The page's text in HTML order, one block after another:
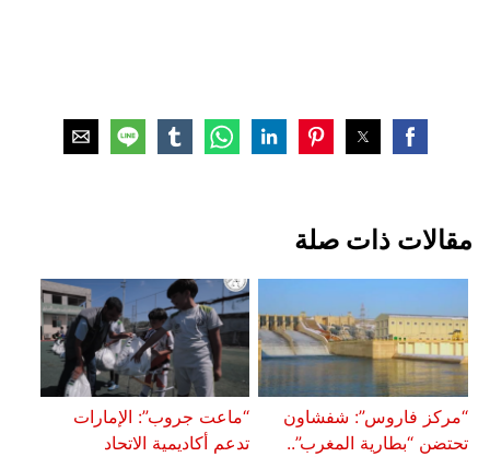
مقالات ذات صلة
“مركز فاروس”: شفشاون
تحتضن “بطارية المغرب”..
“ماعت جروب”: الإمارات
تدعم أكاديمية الاتحاد